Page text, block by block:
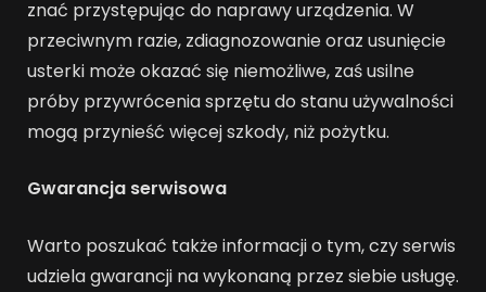
znać przystępując do naprawy urządzenia. W
przeciwnym razie, zdiagnozowanie oraz usunięcie
usterki może okazać się niemożliwe, zaś usilne
próby przywrócenia sprzętu do stanu używalności
mogą przynieść więcej szkody, niż pożytku.
Gwarancja serwisowa
Warto poszukać także informacji o tym, czy serwis
udziela gwarancji na wykonaną przez siebie usługę.